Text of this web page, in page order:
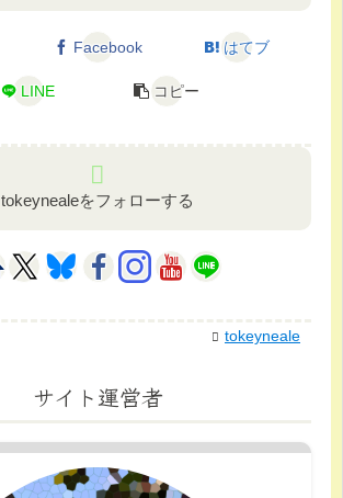
Facebook はてブ
LINE コピー
tokeynealeをフォローする
tokeyneale
サイト運営者